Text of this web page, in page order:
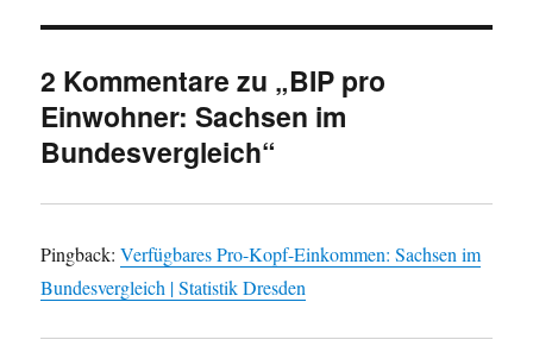
2 Kommentare zu „BIP pro
Einwohner: Sachsen im
Bundesvergleich“
Pingback:Verfügbares Pro-Kopf-Einkommen: Sachsen im
Bundesvergleich | Statistik Dresden